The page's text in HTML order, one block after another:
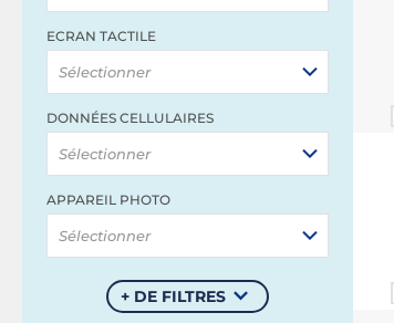
ECRAN TACTILE
Sélectionner
DONNÉES CELLULAIRES
Sélectionner
APPAREIL PHOTO
Sélectionner
+ DE FILTRES